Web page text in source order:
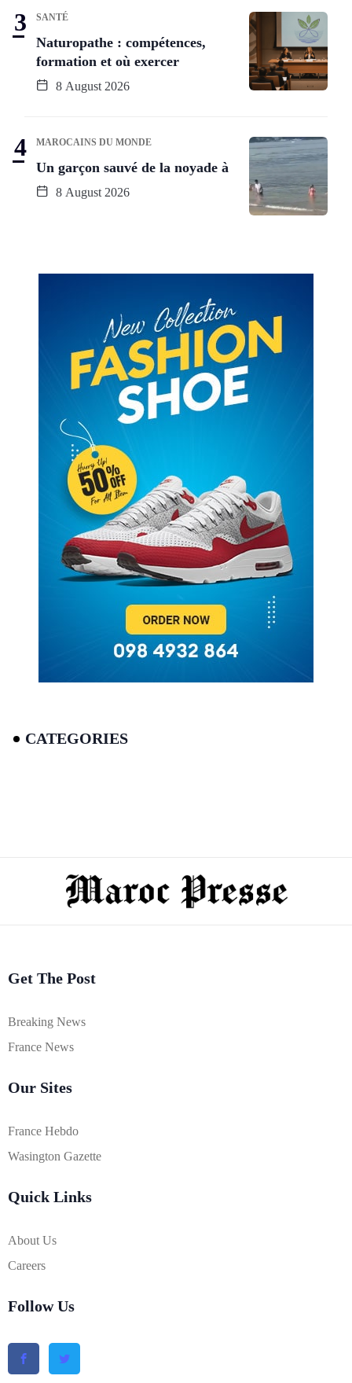
SANTÉ
Naturopathe : compétences,
formation et où exercer
8 August 2026
MAROCAINS DU MONDE
Un garçon sauvé de la noyade à
8 August 2026
CATEGORIES
Get The Post
Breaking News
France News
Our Sites
France Hebdo
Wasington Gazette
Quick Links
About Us
Careers
Follow Us